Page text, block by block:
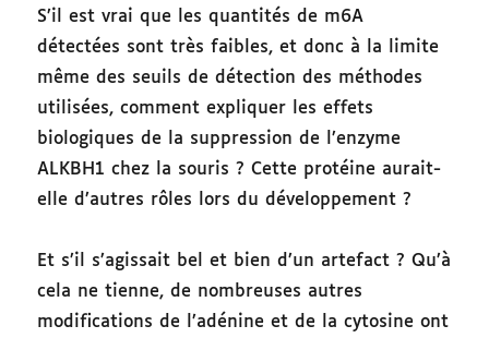
S’il est vrai que les quantités de m6A
détectées sont très faibles, et donc à la limite
même des seuils de détection des méthodes
utilisées, comment expliquer les effets
biologiques de la suppression de l’enzyme
ALKBH1 chez la souris ? Cette protéine aurait-
elle d’autres rôles lors du développement ?
Et s’il s’agissait bel et bien d’un artefact ? Qu’à
cela ne tienne, de nombreuses autres
modifications de l’adénine et de la cytosine ont